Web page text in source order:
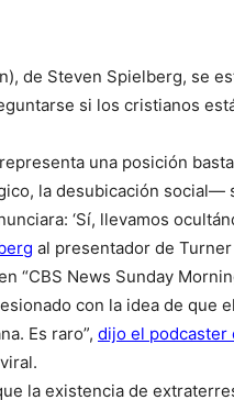
de Steven Spielberg, se
si los cristianos
una posición
la desubicación social—
‘Sí, llevamos
al presentador de
“CBS News Sunday
con la idea de que
Es raro”, dijo el podcaster
la existencia de